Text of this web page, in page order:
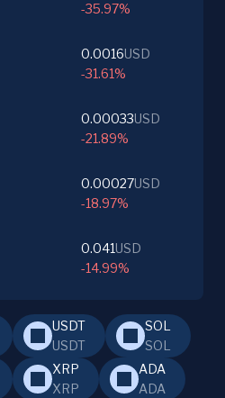
-35.97%
0.0016USD
-31.61%
0.00033USD
-21.89%
0.00027USD
-18.97%
0.041USD
-14.99%
USDT
USDT
SOL
SOL
XRP
XRP
ADA
ADA